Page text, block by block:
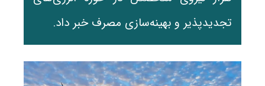
تجدیدپذیر و بهینه‌سازی مصرف خبر داد.